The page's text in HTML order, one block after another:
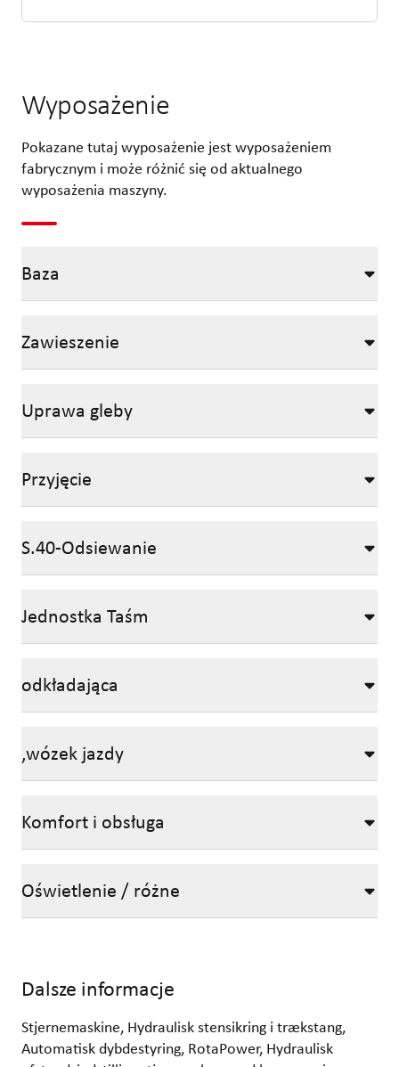
Wyposażenie
Pokazane tutaj wyposażenie jest wyposażeniem
fabrycznym i może różnić się od aktualnego
wyposażenia maszyny.
Baza
Zawieszenie
Uprawa gleby
Przyjęcie
S.40-Odsiewanie
Jednostka Taśm
odkładająca
,wózek jazdy
Komfort i obsługa
Oświetlenie / różne
Dalsze informacje
Stjernemaskine, Hydraulisk stensikring i trækstang,
Automatisk dybdestyring, RotaPower, Hydraulisk